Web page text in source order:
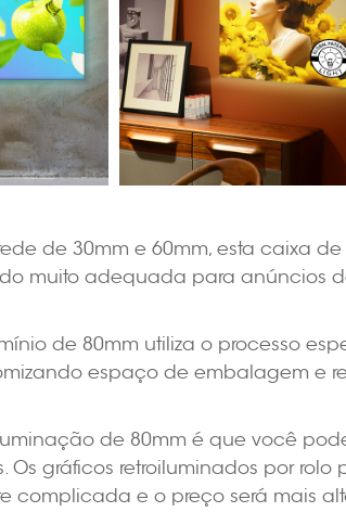
de 30mm e 60mm, esta caixa
muito adequada para anúncios
de 80mm utiliza o processo
espaço de embalagem e
de 80mm é que você
Os gráficos retroiluminados por
complicada e o preço será mais